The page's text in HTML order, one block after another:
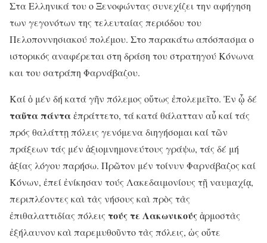
Στα Ελληνικά του ο Ξενοφώντας συνεχίζει την αφήγηση
των γεγονότων της τελευταίας περιόδου του
Πελοποννησιακού πολέμου. Στο παρακάτω απόσπασμα ο
ιστορικός αναφέρεται στη δράση του στρατηγού Κόνωνα
και του σατράπη Φαρνάβαζου.
Καί ὁ μέν δή κατά γῆν πόλεμος οὕτως ἐπολεμεῖτο. Ἐν ᾧ δέ
ταῦτα πάνταἐπράττετο, τά κατά θάλατταν αὖ καί τάς
πρός θαλάττῃ πόλεις γενόμενα διηγήσομαι καί τῶν
πράξεων τάς μέν ἀξιομνημονεύτους γράψω, τάς δέ μή
ἀξίας λόγου παρήσω. Πρῶτον μέν τοίνυν Φαρνάβαζος καί
Κόνων, ἐπεί ἐνίκησαν τούς Λακεδαιμονίους τῇ ναυμαχίᾳ,
περιπλέοντες καὶ τὰς νήσους καὶ πρὸς τὰς
ἐπιθαλαττιδίας πόλεις τούς τε Λακωνικούςἁρμοστὰς
ἐξήλαυνον καὶ παρεμυθοῦντο τὰς πόλεις, ὡς οὔτε